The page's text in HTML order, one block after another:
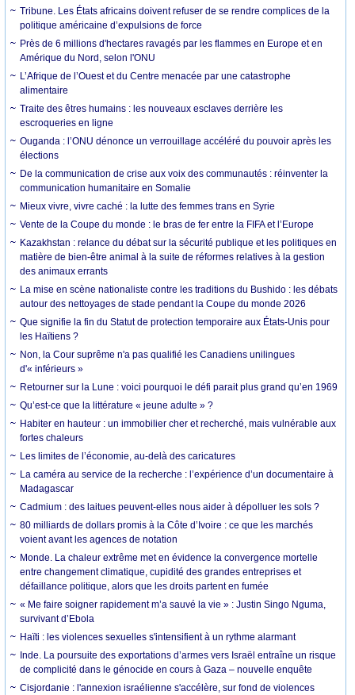
Tribune. Les États africains doivent refuser de se rendre complices de la
politique américaine d’expulsions de force
Près de 6 millions d'hectares ravagés par les flammes en Europe et en
Amérique du Nord, selon l'ONU
L’Afrique de l’Ouest et du Centre menacée par une catastrophe
alimentaire
Traite des êtres humains : les nouveaux esclaves derrière les
escroqueries en ligne
Ouganda : l’ONU dénonce un verrouillage accéléré du pouvoir après les
élections
De la communication de crise aux voix des communautés : réinventer la
communication humanitaire en Somalie
Mieux vivre, vivre caché : la lutte des femmes trans en Syrie
Vente de la Coupe du monde : le bras de fer entre la FIFA et l’Europe
Kazakhstan : relance du débat sur la sécurité publique et les politiques en
matière de bien-être animal à la suite de réformes relatives à la gestion
des animaux errants
La mise en scène nationaliste contre les traditions du Bushido : les débats
autour des nettoyages de stade pendant la Coupe du monde 2026
Que signifie la fin du Statut de protection temporaire aux États-Unis pour
les Haïtiens ?
Non, la Cour suprême n'a pas qualifié les Canadiens unilingues
d'« inférieurs »
Retourner sur la Lune : voici pourquoi le défi parait plus grand qu’en 1969
Qu’est-ce que la littérature « jeune adulte » ?
Habiter en hauteur : un immobilier cher et recherché, mais vulnérable aux
fortes chaleurs
Les limites de l’économie, au-delà des caricatures
La caméra au service de la recherche : l’expérience d’un documentaire à
Madagascar
Cadmium : des laitues peuvent-elles nous aider à dépolluer les sols ?
80 milliards de dollars promis à la Côte d’Ivoire : ce que les marchés
voient avant les agences de notation
Monde. La chaleur extrême met en évidence la convergence mortelle
entre changement climatique, cupidité des grandes entreprises et
défaillance politique, alors que les droits partent en fumée
« Me faire soigner rapidement m’a sauvé la vie » : Justin Singo Nguma,
survivant d’Ebola
Haïti : les violences sexuelles s'intensifient à un rythme alarmant
Inde. La poursuite des exportations d’armes vers Israël entraîne un risque
de complicité dans le génocide en cours à Gaza – nouvelle enquête
Cisjordanie : l'annexion israélienne s'accélère, sur fond de violences